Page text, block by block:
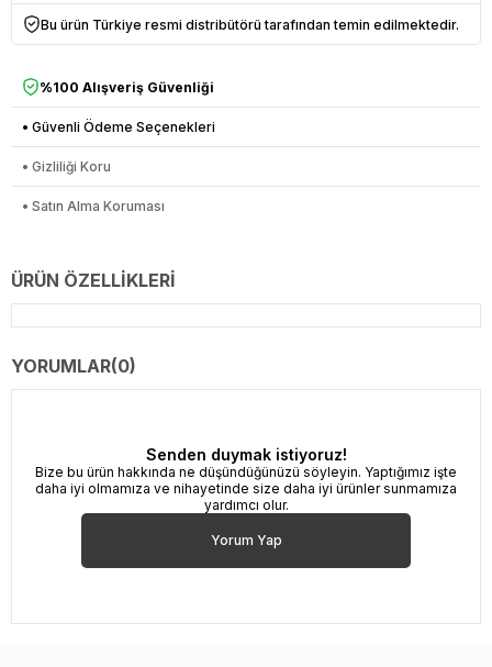
Bu ürün Türkiye resmi distribütörü tarafından temin edilmektedir.
%100 Alışveriş Güvenliği
• Güvenli Ödeme Seçenekleri
• Gizliliği Koru
• Satın Alma Koruması
ÜRÜN ÖZELLIKLERI
YORUMLAR(0)
Senden duymak istiyoruz!
Bize bu ürün hakkında ne düşündüğünüzü söyleyin. Yaptığımız işte
daha iyi olmamıza ve nihayetinde size daha iyi ürünler sunmamıza
yardımcı olur.
Yorum Yap